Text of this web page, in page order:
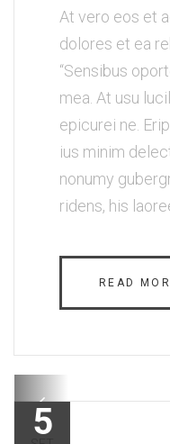
At vero eos et
dolores et ea
“Sensibus
mea. At usu
epicurei ne.
ius minim
nonumy
ridens, his
READ
5